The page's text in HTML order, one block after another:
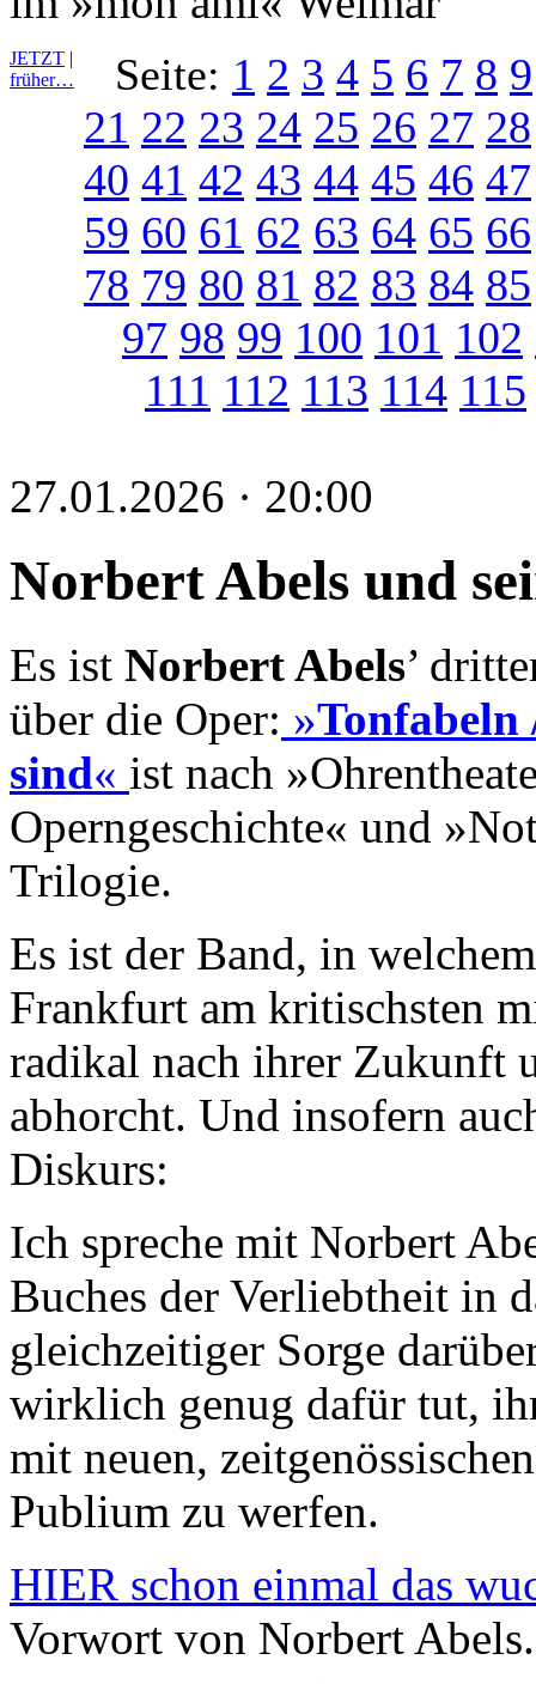
JETZT |
früher…
Seite: 1 2 3 4 5 6 7 8 9
21 22 23 24 25 26 27 28
40 41 42 43 44 45 46 47
59 60 61 62 63 64 65 66
78 79 80 81 82 83 84 85
97 98 99 100 101 102
111 112 113 114 115
27.01.2026 · 20:00
Norbert Abels und
Es ist Norbert Abels’
über die Oper: »Tonfabeln
sind« ist nach
Operngeschichte« und
Trilogie.
Es ist der Band, in
Frankfurt am kritischsten
radikal nach ihrer Zukunft
abhorcht. Und insofern
Diskurs:
Ich spreche mit Norbert
Buches der Verliebtheit in
gleichzeitiger Sorge
wirklich genug dafür tut,
mit neuen,
Publium zu werfen.
HIER schon einmal das
Vorwort von Norbert Abels.